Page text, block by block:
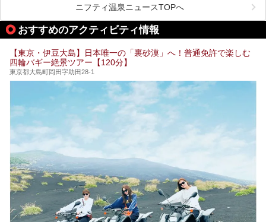
ら、特におすすめしたい施設14選をご紹介します。
してみてください。
また、終電を逃してしまい、「このまま朝までゆっくりでき
る場所があれば」と探した経験がある人も多いのではないで
しょうか。
そこで本記事では、東京でおすすめのスーパー銭湯を、目的
24時間営業で宿泊できる施設や、1,000円以下で楽しめる安
い施設、デートや休日レジャーにもぴったりなエンタメ要素
が充実した施設など、利用のシーンに合わせて参考にしてく
ださい。
ニフティ温泉ニュースTOPへ
おすすめのアクティビティ情報
【東京・伊豆大島】日本唯一の「裏砂漠」へ！普通免許で楽しむ
四輪バギー絶景ツアー【120分】
東京都大島町岡田字助田28-1